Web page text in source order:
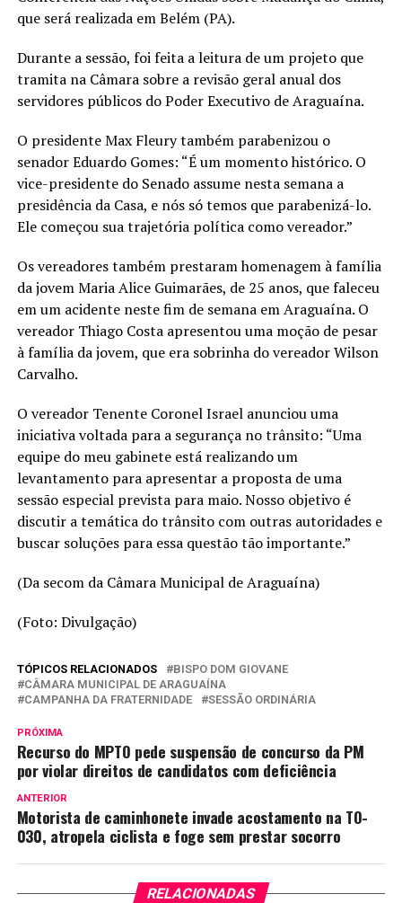
que será realizada em Belém (PA).
Durante a sessão, foi feita a leitura de um projeto que
tramita na Câmara sobre a revisão geral anual dos
servidores públicos do Poder Executivo de Araguaína.
O presidente Max Fleury também parabenizou o
senador Eduardo Gomes: “É um momento histórico. O
vice-presidente do Senado assume nesta semana a
presidência da Casa, e nós só temos que parabenizá-lo.
Ele começou sua trajetória política como vereador.”
Os vereadores também prestaram homenagem à família
da jovem Maria Alice Guimarães, de 25 anos, que faleceu
em um acidente neste fim de semana em Araguaína. O
vereador Thiago Costa apresentou uma moção de pesar
à família da jovem, que era sobrinha do vereador Wilson
Carvalho.
O vereador Tenente Coronel Israel anunciou uma
iniciativa voltada para a segurança no trânsito: “Uma
equipe do meu gabinete está realizando um
levantamento para apresentar a proposta de uma
sessão especial prevista para maio. Nosso objetivo é
discutir a temática do trânsito com outras autoridades e
buscar soluções para essa questão tão importante.”
(Da secom da Câmara Municipal de Araguaína)
(Foto: Divulgação)
TÓPICOS RELACIONADOS
BISPO DOM GIOVANE
CÂMARA MUNICIPAL DE ARAGUAÍNA
CAMPANHA DA FRATERNIDADE
SESSÃO ORDINÁRIA
PRÓXIMA
Recurso do MPTO pede suspensão de concurso da PM
por violar direitos de candidatos com deficiência
ANTERIOR
Motorista de caminhonete invade acostamento na TO-
030, atropela ciclista e foge sem prestar socorro
RELACIONADAS